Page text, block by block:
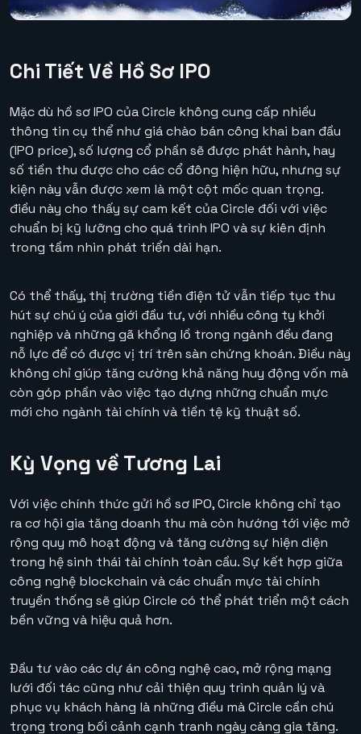
Chi Tiết Về Hồ Sơ IPO
Mặc dù hồ sơ IPO của Circle không cung cấp nhiều
thông tin cụ thể như giá chào bán công khai ban đầu
(IPO price), số lượng cổ phần sẽ được phát hành, hay
số tiền thu được cho các cổ đông hiện hữu, nhưng sự
kiện này vẫn được xem là một cột mốc quan trọng.
điều này cho thấy sự cam kết của Circle đối với việc
chuẩn bị kỹ lưỡng cho quá trình IPO và sự kiên định
trong tầm nhìn phát triển dài hạn.
Có thể thấy, thị trường tiền điện tử vẫn tiếp tục thu
hút sự chú ý của giới đầu tư, với nhiều công ty khởi
nghiệp và những gã khổng lồ trong ngành đều đang
nỗ lực để có được vị trí trên sàn chứng khoán. Điều này
không chỉ giúp tăng cường khả năng huy động vốn mà
còn góp phần vào việc tạo dựng những chuẩn mực
mới cho ngành tài chính và tiền tệ kỹ thuật số.
Kỳ Vọng về Tương Lai
Với việc chính thức gửi hồ sơ IPO, Circle không chỉ tạo
ra cơ hội gia tăng doanh thu mà còn hướng tới việc mở
rộng quy mô hoạt động và tăng cường sự hiện diện
trong hệ sinh thái tài chính toàn cầu. Sự kết hợp giữa
công nghệ blockchain và các chuẩn mực tài chính
truyền thống sẽ giúp Circle có thể phát triển một cách
bền vững và hiệu quả hơn.
Đầu tư vào các dự án công nghệ cao, mở rộng mạng
lưới đối tác cũng như cải thiện quy trình quản lý và
phục vụ khách hàng là những điều mà Circle cần chú
trọng trong bối cảnh cạnh tranh ngày càng gia tăng.